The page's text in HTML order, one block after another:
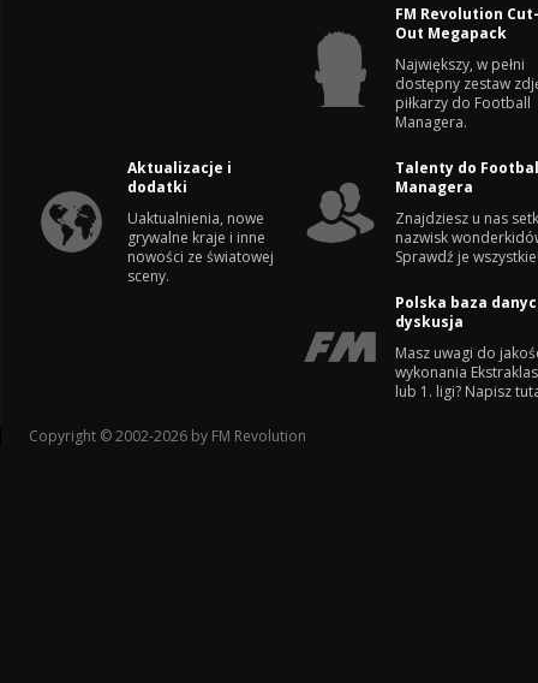
FM Revolution
Out Megapack
Największy, w pełni
dostępny zestaw
piłkarzy do Football
Managera.
Aktualizacje i
dodatki
Uaktualnienia, nowe
grywalne kraje i inne
nowości ze światowej
sceny.
Talenty do
Managera
Znajdziesz u nas
nazwisk
Sprawdź je
Polska baza
dyskusja
Masz uwagi do
wykonania
lub 1. ligi? Napisz
Copyright © 2002-2026 by FM Revolution